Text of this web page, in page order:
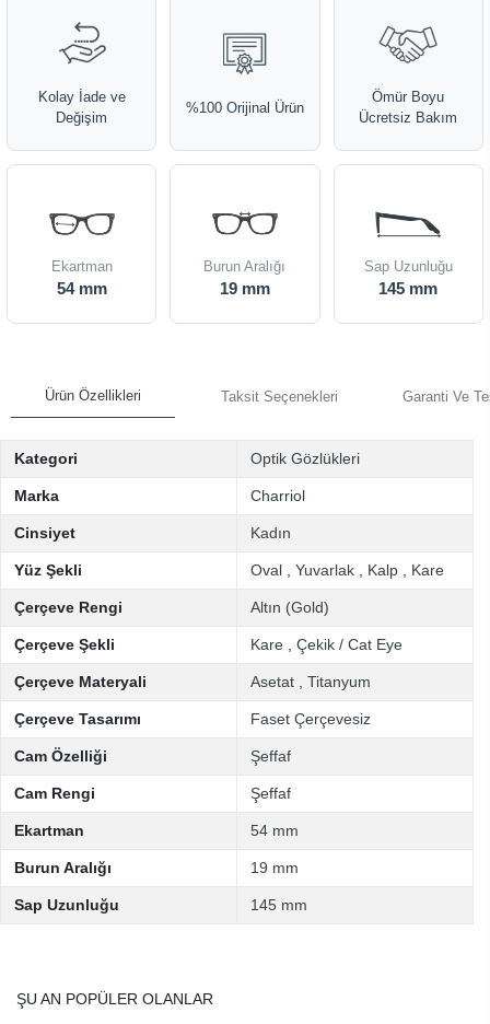
Kolay İade ve
Değişim
%100 Orijinal Ürün
Ömür Boyu
Ücretsiz Bakım
Ekartman
54 mm
Burun Aralığı
19 mm
Sap Uzunluğu
145 mm
Ürün Özellikleri Taksit Seçenekleri Garanti Ve
Kategori Optik Gözlükleri
Marka Charriol
Cinsiyet Kadın
Yüz Şekli Oval Yuvarlak Kalp Kare
Çerçeve Rengi Altın (Gold)
Çerçeve Şekli Kare Çekik / Cat Eye
Çerçeve Materyali Asetat Titanyum
Çerçeve Tasarımı Faset Çerçevesiz
Cam Özelliği Şeffaf
Cam Rengi Şeffaf
Ekartman 54 mm
Burun Aralığı 19 mm
Sap Uzunluğu 145 mm
ŞU AN POPÜLER OLANLAR